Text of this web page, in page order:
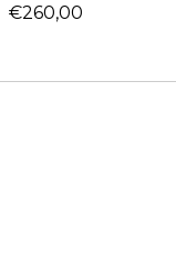
€260,00